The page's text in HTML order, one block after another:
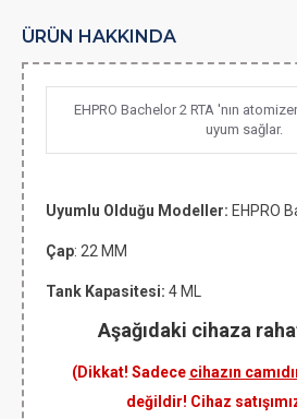
ÜRÜN HAKKINDA
EHPRO Bachelor 2 RTA 'nın
uyum sağlar.
Uyumlu Olduğu Modeller: EHPRO
Çap: 22 MM
Tank Kapasitesi: 4 ML
Aşağıdaki cihaza
(Dikkat! Sadece cihazın
değildir! Cihaz